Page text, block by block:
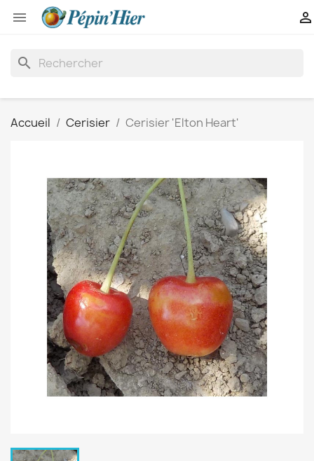
 
search
Accueil Cerisier Cerisier 'Elton Heart'